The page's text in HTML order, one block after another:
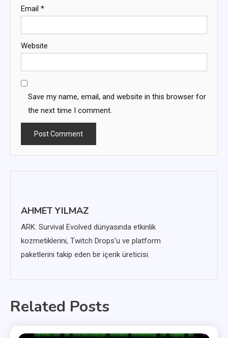
Email *
Website
Save my name, email, and website in this browser for
the next time I comment.
AHMET YILMAZ
ARK: Survival Evolved dünyasında etkinlik
kozmetiklerini, Twitch Drops'u ve platform
paketlerini takip eden bir içerik üreticisi.
Related Posts